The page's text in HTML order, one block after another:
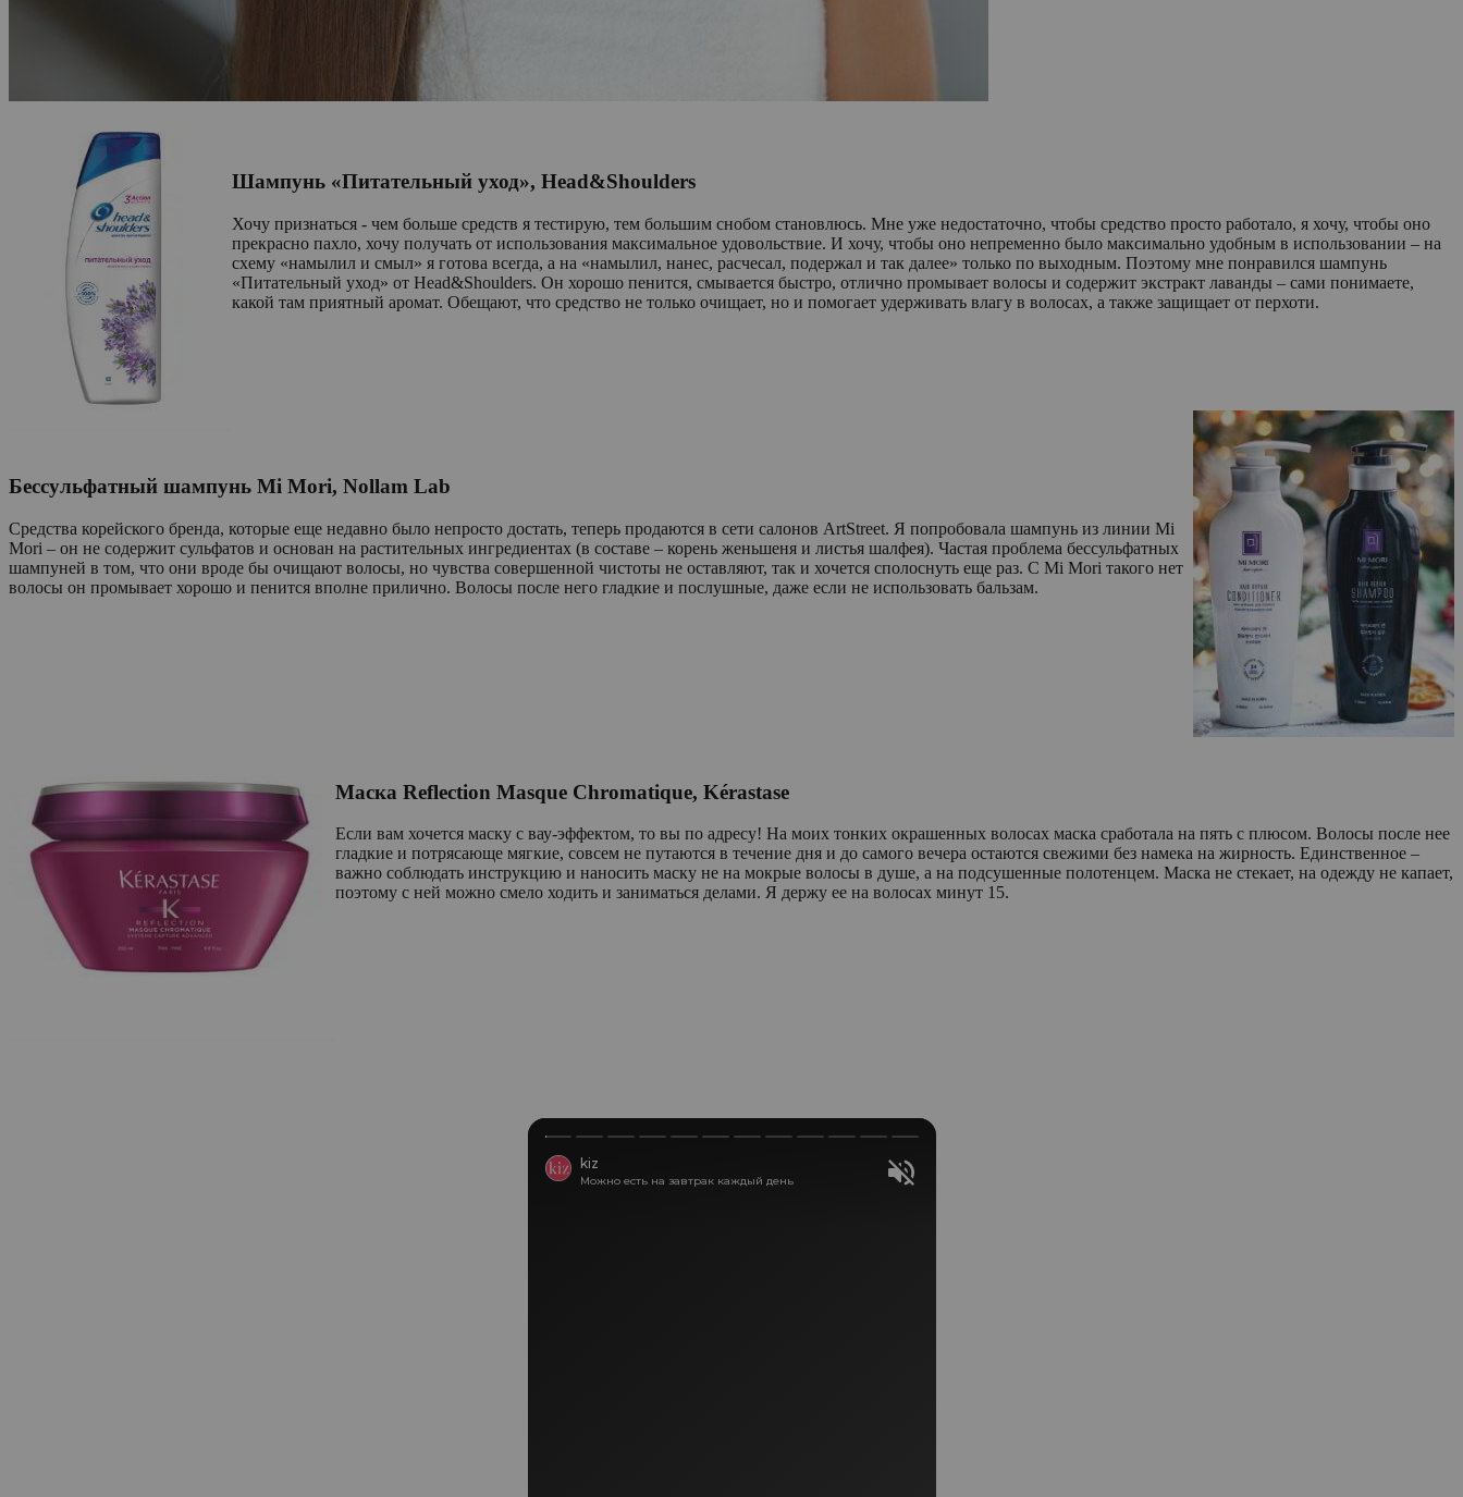
Шампунь «Питательный уход», Head&Shoulders
Хочу признаться - чем больше средств я тестирую, тем большим снобом становлюсь. Мне уже недостаточно, чтобы средство просто работало, я хочу, чтобы оно
прекрасно пахло, хочу получать от использования максимальное удовольствие. И хочу, чтобы оно непременно было максимально удобным в использовании – на
схему «намылил и смыл» я готова всегда, а на «намылил, нанес, расчесал, подержал и так далее» только по выходным. Поэтому мне понравился шампунь
«Питательный уход» от Head&Shoulders. Он хорошо пенится, смывается быстро, отлично промывает волосы и содержит экстракт лаванды – сами понимаете,
какой там приятный аромат. Обещают, что средство не только очищает, но и помогает удерживать влагу в волосах, а также защищает от перхоти.
Бессульфатный шампунь Mi Mori, Nollam Lab
Cредства корейского бренда, которые еще недавно было непросто достать, теперь продаются в сети салонов ArtStreet. Я попробовала шампунь из линии Mi
Mori – он не содержит сульфатов и основан на растительных ингредиентах (в составе – корень женьшеня и листья шалфея). Частая проблема бессульфатных
шампуней в том, что они вроде бы очищают волосы, но чувства совершенной чистоты не оставляют, так и хочется сполоснуть еще раз. С Mi Mori такого нет
волосы он промывает хорошо и пенится вполне прилично. Волосы после него гладкие и послушные, даже если не использовать бальзам.
Маска Reflection Masque Chromatique, Kérastase
Если вам хочется маску с вау-эффектом, то вы по адресу! На моих тонких окрашенных волосах маска сработала на пять с плюсом. Волосы после нее
гладкие и потрясающе мягкие, совсем не путаются в течение дня и до самого вечера остаются свежими без намека на жирность. Единственное –
важно соблюдать инструкцию и наносить маску не на мокрые волосы в душе, а на подсушенные полотенцем. Маска не стекает, на одежду не капает,
поэтому с ней можно смело ходить и заниматься делами. Я держу ее на волосах минут 15.